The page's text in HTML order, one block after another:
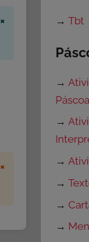
×
×
→Tbt
→
Páscoa
→
→
→
→
→